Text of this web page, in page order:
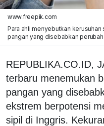
www.freepik.com
Para ahli menyebutkan
pangan yang disebabkan
REPUBLIKA.CO.ID,
terbaru menemukan
pangan yang
ekstrem berpotensi
sipil di Inggris.